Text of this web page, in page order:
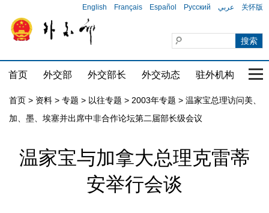
English Français Español Русский عربي 关怀版
首页 外交部 外交部长 外交动态 驻外机构 国
首页 > 资料 > 专题 > 以往专题 > 2003年专题 > 温家宝总理访问美、
加、墨、埃塞并出席中非合作论坛第二届部长级会议
温家宝与加拿大总理克雷蒂
安举行会谈